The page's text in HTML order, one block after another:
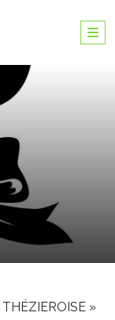
»